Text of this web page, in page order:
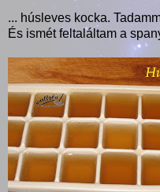
... húsleves kocka.
És ismét feltaláltam a